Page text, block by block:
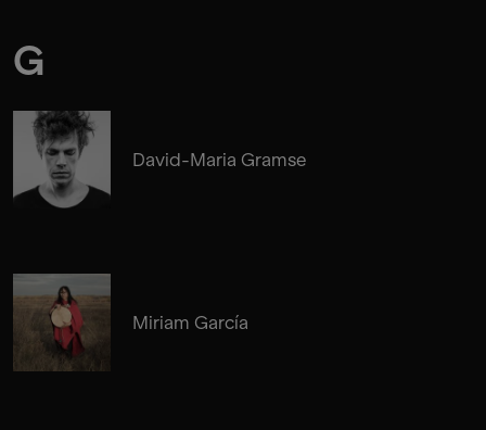
G
David-Maria Gramse
Miriam García